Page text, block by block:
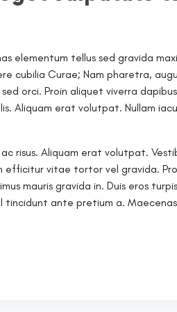
tellus sed gravida
cubilia Curae; Nam pharetra,
orci. Proin aliquet viverra
Aliquam erat volutpat. Nullam
risus. Aliquam erat volutpat.
efficitur vitae tortor vel gravida.
mauris gravida in. Duis eros
tincidunt ante pretium a.